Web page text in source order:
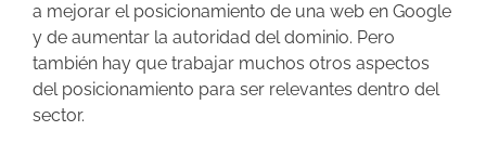
a mejorar el posicionamiento de una web en Google
y de aumentar la autoridad del dominio. Pero
también hay que trabajar muchos otros aspectos
del posicionamiento para ser relevantes dentro del
sector.